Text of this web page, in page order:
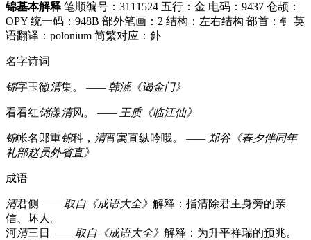
锦基本解释 笔顺编号：3111524 五行：金 电码：9437 仓颉：
OPY 统一码：948B 部外笔画：2 结构：左右结构 部首：钅
英
语翻译：polonium 简繁对应：釙
名字诗词
锦字玉徽清集。 —— 韩淲《谒金门》
看看红锦漾清风。 —— 王质《临江仙》
锦帐名郎重锦科， 清宵寓直纵吟哦。
—— 郑谷《春夕伴同年
礼部赵员外省直》
成语
清君侧 —— 取自《成语大全》 解释：指清除君主身旁的亲
信、坏人。
河清三日 —— 取自《成语大全》 解释：为升平祥瑞的预兆。